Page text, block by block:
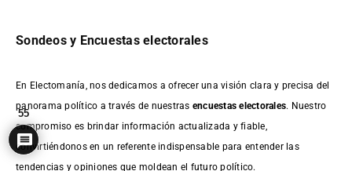
Sondeos y Encuestas electorales
En Electomanía, nos dedicamos a ofrecer una visión clara y precisa del
panorama político a través de nuestras encuestas electorales. Nuestro
compromiso es brindar información actualizada y fiable,
convirtiéndonos en un referente indispensable para entender las
tendencias y opiniones que moldean el futuro político.
55